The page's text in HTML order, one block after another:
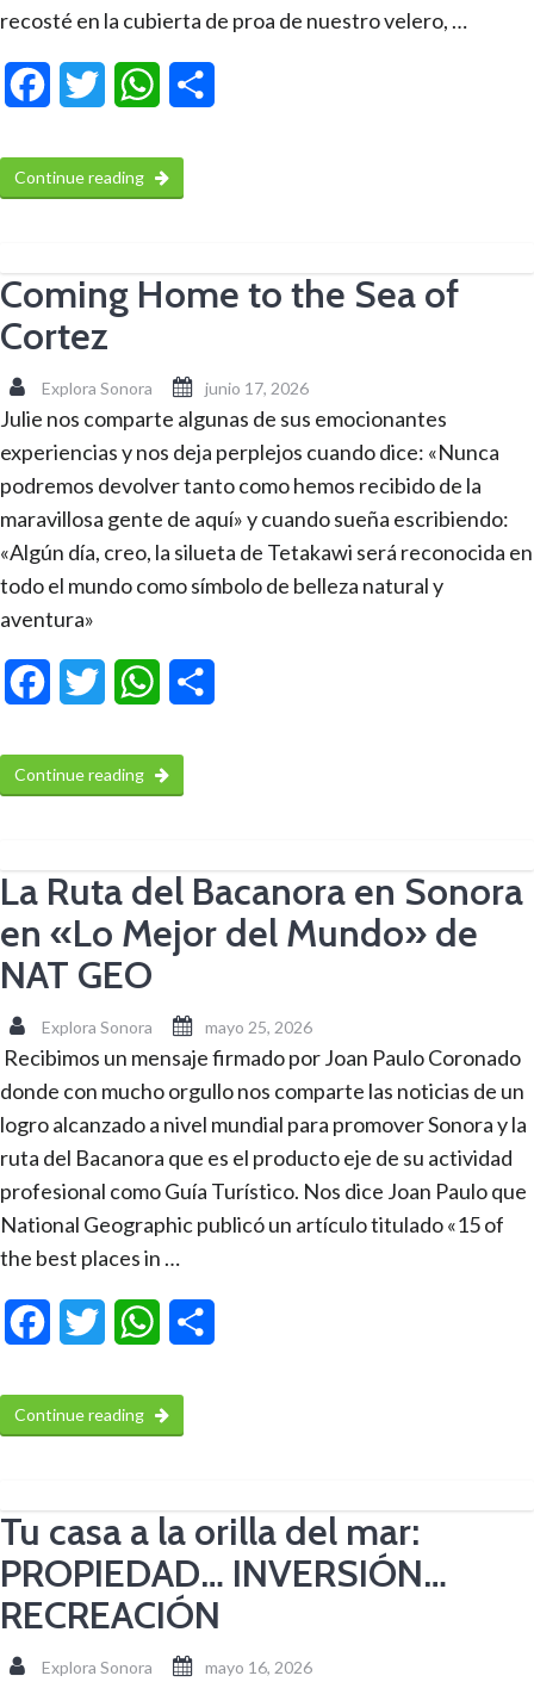
recosté en la cubierta de proa de nuestro velero, …
FacebookTwitter WhatsApp
Continue reading
Coming Home to the Sea of
Cortez
Explora Sonora junio 17, 2026
Julie nos comparte algunas de sus emocionantes
experiencias y nos deja perplejos cuando dice: «Nunca
podremos devolver tanto como hemos recibido de la
maravillosa gente de aquí» y cuando sueña escribiendo:
«Algún día, creo, la silueta de Tetakawi será reconocida en
todo el mundo como símbolo de belleza natural y
aventura»
FacebookTwitter WhatsApp
Continue reading
La Ruta del Bacanora en Sonora
en «Lo Mejor del Mundo» de
NAT GEO
Explora Sonora mayo 25, 2026
Recibimos un mensaje firmado por Joan Paulo Coronado
donde con mucho orgullo nos comparte las noticias de un
logro alcanzado a nivel mundial para promover Sonora y la
ruta del Bacanora que es el producto eje de su actividad
profesional como Guía Turístico. Nos dice Joan Paulo que
National Geographic publicó un artículo titulado «15 of
the best places in …
FacebookTwitter WhatsApp
Continue reading
Tu casa a la orilla del mar:
PROPIEDAD… INVERSIÓN…
RECREACIÓN
Explora Sonora mayo 16, 2026